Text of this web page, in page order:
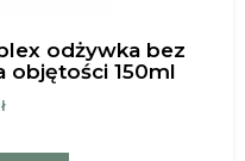
odżywka bez
objętości 150ml